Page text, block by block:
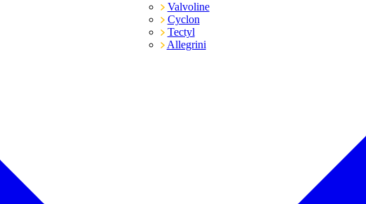
Valvoline
Cyclon
Tectyl
Allegrini